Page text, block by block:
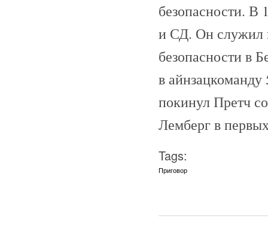
безопасности. В
и СД. Он служил
безопасности в
в
покинул Претч
Лемберг в
Tags:
Приговор